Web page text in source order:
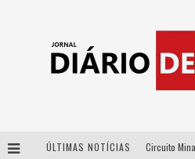
ÚLTIMAS NOTÍCIAS